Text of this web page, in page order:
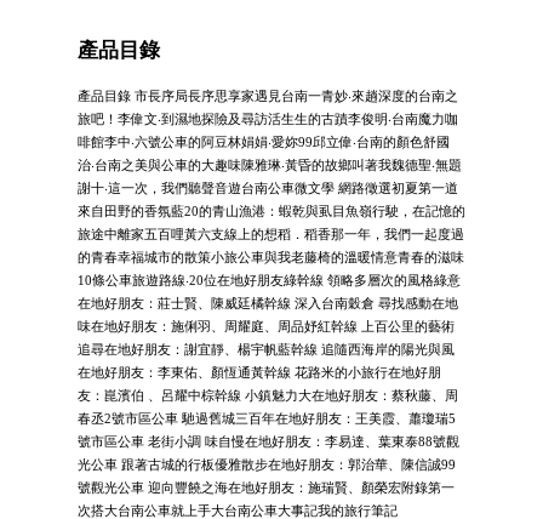
產品目錄
產品目錄 市長序局長序思享家遇見台南一青妙‧來趟深度的台南之
旅吧！李偉文‧到濕地探險及尋訪活生生的古蹟李俊明‧台南魔力咖
啡館李中‧六號公車的阿豆林娟娟‧愛妳99邱立偉‧台南的顏色舒國
治‧台南之美與公車的大趣味陳雅琳‧黃昏的故鄉叫著我魏德聖‧無題
謝十‧這一次，我們聽聲音遊台南公車微文學 網路徵選初夏第一道
來自田野的香氛藍20的青山漁港：蝦乾與虱目魚嶺行駛，在記憶的
旅途中離家五百哩黃六支線上的想稻．稻香那一年，我們一起度過
的青春幸福城市的散策小旅公車與我老藤椅的溫暖情意青春的滋味
10條公車旅遊路線‧20位在地好朋友綠幹線 領略多層次的風格綠意
在地好朋友：莊士賢、陳威廷橘幹線 深入台南穀倉 尋找感動在地
味在地好朋友：施俐羽、周耀庭、周品妤紅幹線 上百公里的藝術
追尋在地好朋友：謝宜靜、楊宇帆藍幹線 追隨西海岸的陽光與風
在地好朋友：李東佑、顏恆通黃幹線 花路米的小旅行在地好朋
友：崑濱伯 、呂耀中棕幹線 小鎮魅力大在地好朋友：蔡秋藤、周
春丞2號市區公車 馳過舊城三百年在地好朋友：王美霞、蕭瓊瑞5
號市區公車 老街小調 味自慢在地好朋友：李易達、葉東泰88號觀
光公車 跟著古城的行板優雅散步在地好朋友：郭治華、陳信誠99
號觀光公車 迎向豐饒之海在地好朋友：施瑞賢、顏榮宏附錄第一
次搭大台南公車就上手大台南公車大事記我的旅行筆記